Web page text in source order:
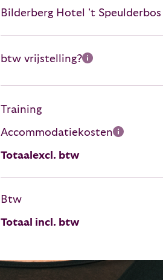
Bilderberg Hotel 't Speulderbos
btw vrijstelling?
Training
Accommodatiekosten
Totaal excl. btw
Btw
Totaal incl. btw